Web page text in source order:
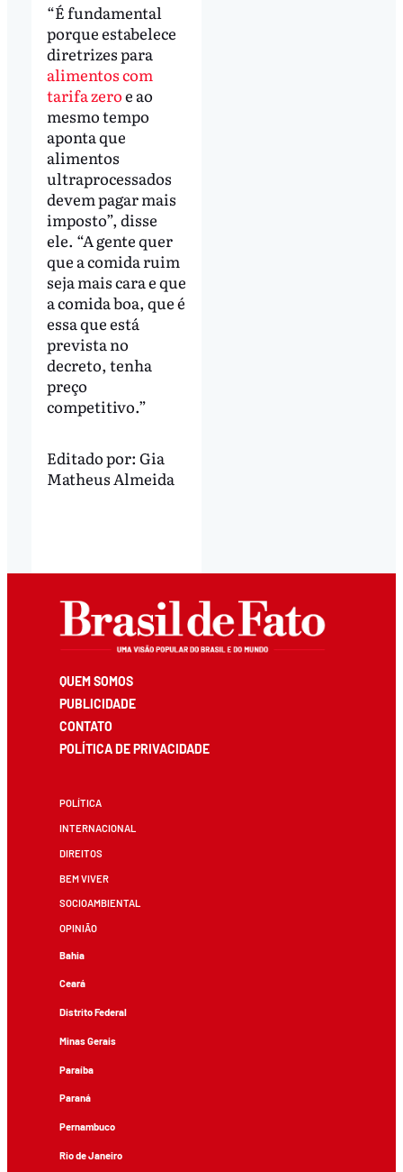
“É fundamental
porque estabelece
diretrizes para
alimentos com
tarifa zeroe ao
mesmo tempo
aponta que
alimentos
ultraprocessados
devem pagar mais
imposto”, disse
ele. “A gente quer
que a comida ruim
seja mais cara e que
a comida boa, que é
essa que está
prevista no
decreto, tenha
preço
competitivo.”
Editado por: Gia
Matheus Almeida
QUEM SOMOS
PUBLICIDADE
CONTATO
POLÍTICA DE PRIVACIDADE
POLÍTICA
INTERNACIONAL
DIREITOS
BEM VIVER
SOCIOAMBIENTAL
OPINIÃO
Bahia
Ceará
Distrito Federal
Minas Gerais
Paraíba
Paraná
Pernambuco
Rio de Janeiro